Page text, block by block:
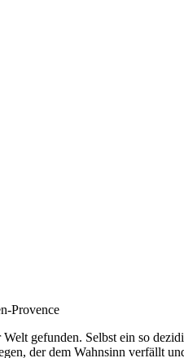
Provence
gefunden. Selbst ein so
der dem Wahnsinn verfällt